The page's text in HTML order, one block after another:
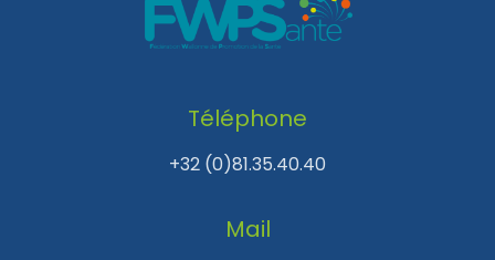
Téléphone
+32 (0)81.35.40.40
Mail